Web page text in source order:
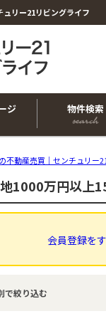
リー21リビングライフ
ジ 物件検索
不動産売買｜センチュリー
1000万円以上
会員登録を
で絞り込む